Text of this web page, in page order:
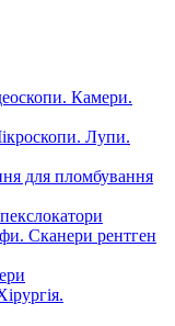
Камери.
Лупи.
для пломбування
Сканери рентген